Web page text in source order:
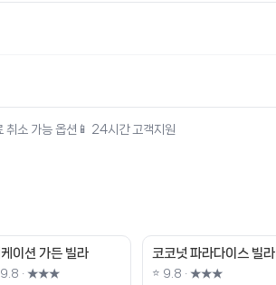
취소 가능 옵션 📱 24시간 고객지원
케이션 가든 빌라
9.8 · ★★★
코코넛 파라다이스 빌라
⭐ 9.8 · ★★★